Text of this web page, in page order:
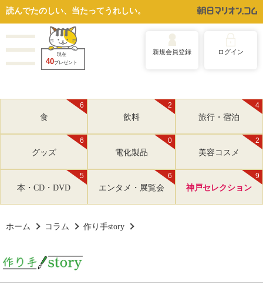
読んでたのしい、当たってうれしい。
現在
40プレゼント
新規会員登録 ログイン
6
食
2
飲料
4
旅行・宿泊
6
グッズ
0
電化製品
2
美容コスメ
5
本・CD・DVD
6
エンタメ・展覧会
9
神戸セレクション
ホーム コラム 作り手story